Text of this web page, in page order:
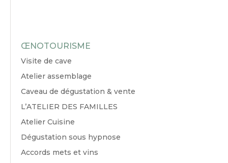
ŒNOTOURISME
Visite de cave
Atelier assemblage
Caveau de dégustation & vente
L’ATELIER DES FAMILLES
Atelier Cuisine
Dégustation sous hypnose
Accords mets et vins